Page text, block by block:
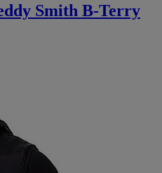
Smith B-Terry